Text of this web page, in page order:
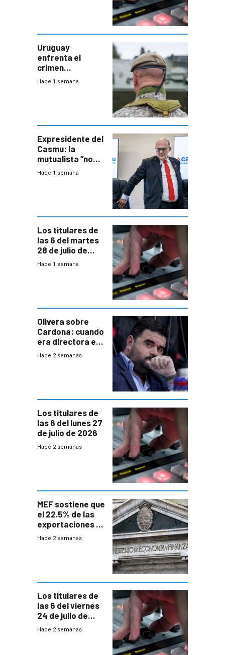
Uruguay
enfrenta el
crimen
organizado con
seguridad
Hace 1 semana
Expresidente del
Casmu: la
mutualista “no
está para pagar”
Hace 1 semana
Los titulares de
las 6 del martes
28 de julio de
2026
Hace 1 semana
Olivera sobre
Cardona: cuando
era directora en
UTE “no era muy
Hace 2 semanas
Los titulares de
las 6 del lunes 27
de julio de 2026
Hace 2 semanas
MEF sostiene que
el 22.5% de las
exportaciones a
EE.UU se verán
Hace 2 semanas
Los titulares de
las 6 del viernes
24 de julio de
2026
Hace 2 semanas